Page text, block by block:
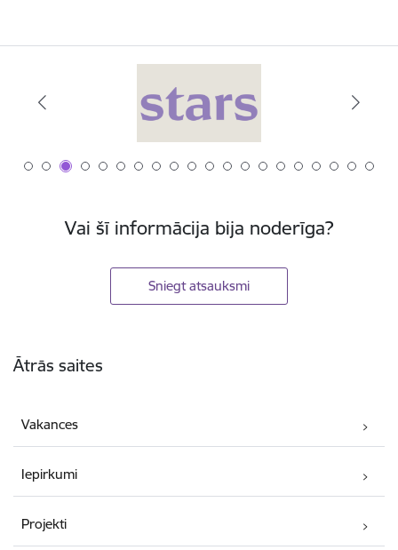
Vai šī informācija bija noderīga?
Sniegt atsauksmi
Ātrās saites
Vakances
Iepirkumi
Projekti